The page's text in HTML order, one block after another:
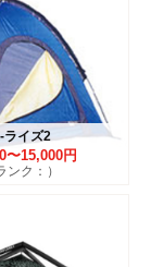
ライズ2
〜15,000円
ンク：）